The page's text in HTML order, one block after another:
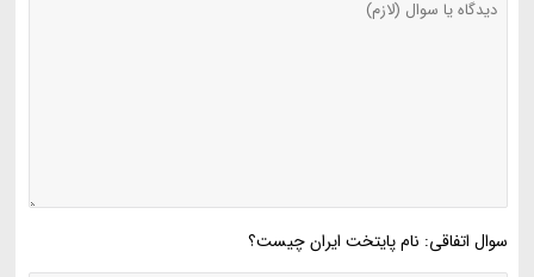
سوال اتفاقی: نام پایتخت ایران چیست؟